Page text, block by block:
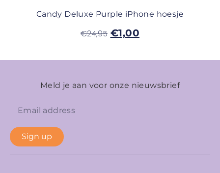
Candy Deluxe Purple iPhone hoesje
€24,95 €1,00
Meld je aan voor onze nieuwsbrief
Sign up